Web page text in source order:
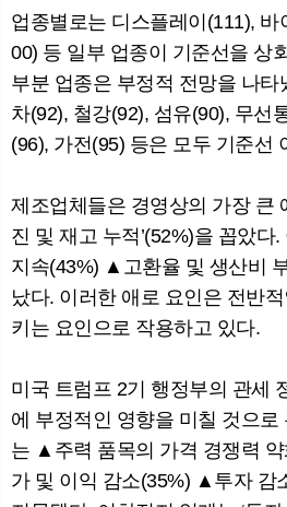
업종별로는 디스플레이(111), 바
00) 등 일부 업종이 기준선을 상
부분 업종은 부정적 전망을 나타
차(92), 철강(92), 섬유(90), 무선
(96), 가전(95) 등은 모두 기준선
제조업체들은 경영상의 가장 큰
진 및 재고 누적’(52%)을 꼽았
지속(43%) ▲고환율 및 생산비
났다. 이러한 애로 요인은 전반
키는 요인으로 작용하고 있다.
미국 트럼프 2기 행정부의 관세
에 부정적인 영향을 미칠 것으
는 ▲주력 품목의 가격 경쟁력
가 및 이익 감소(35%) ▲투자 감